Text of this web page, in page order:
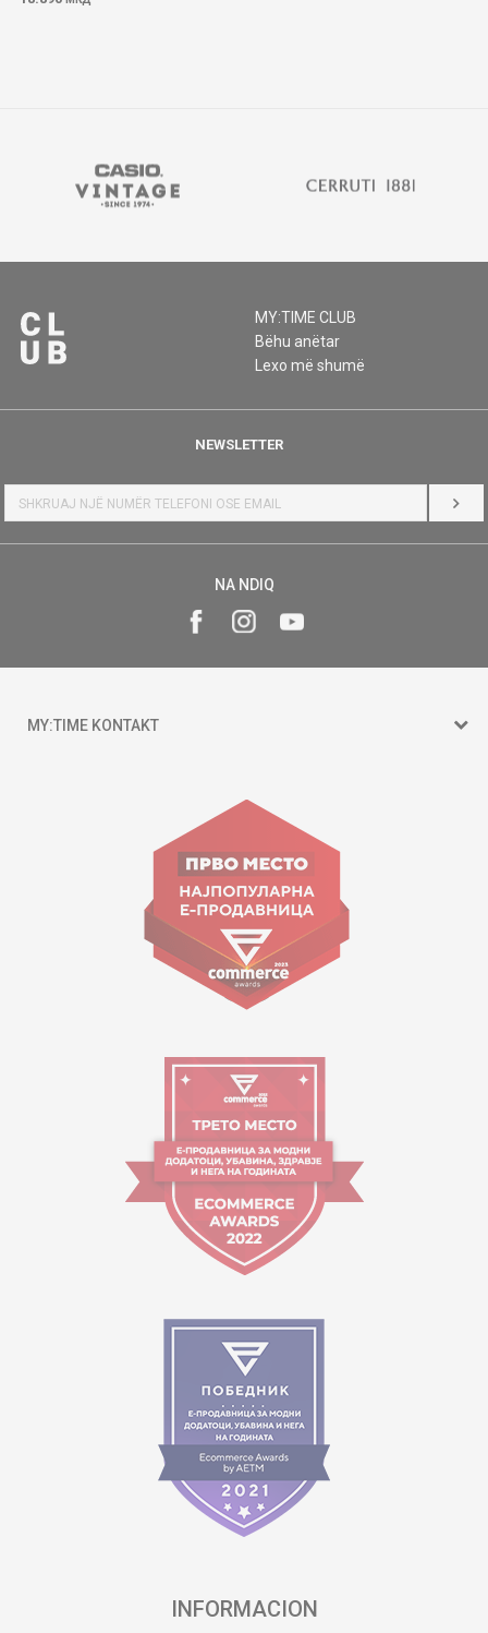
MY:TIME CLUB
Bëhu anëtar
Lexo më shumë
NEWSLETTER
HYR
NA NDIQ
MY:TIME KONTAKT
Goce Nikolovski 74 Shkup
contact@mytime.mk
Orari i punës:
09:00 - 17:00
INFORMACION